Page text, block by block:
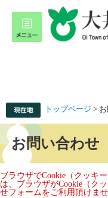
トップページ >
お問い合わせ
ブラウザでCookie（クッキ
は、ブラウザがCookie（ク
せフォームをご利用頂けませ